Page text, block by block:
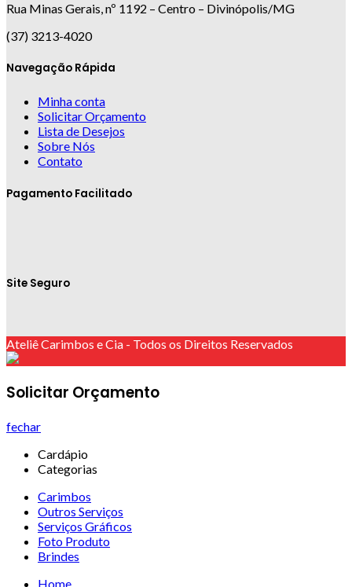
Rua Minas Gerais, nº 1192 – Centro – Divinópolis/MG
(37) 3213-4020
Navegação Rápida
Minha conta
Solicitar Orçamento
Lista de Desejos
Sobre Nós
Contato
Pagamento Facilitado
Site Seguro
Ateliê Carimbos e Cia - Todos os Direitos Reservados
Solicitar Orçamento
fechar
Cardápio
Categorias
Carimbos
Outros Serviços
Serviços Gráficos
Foto Produto
Brindes
Home